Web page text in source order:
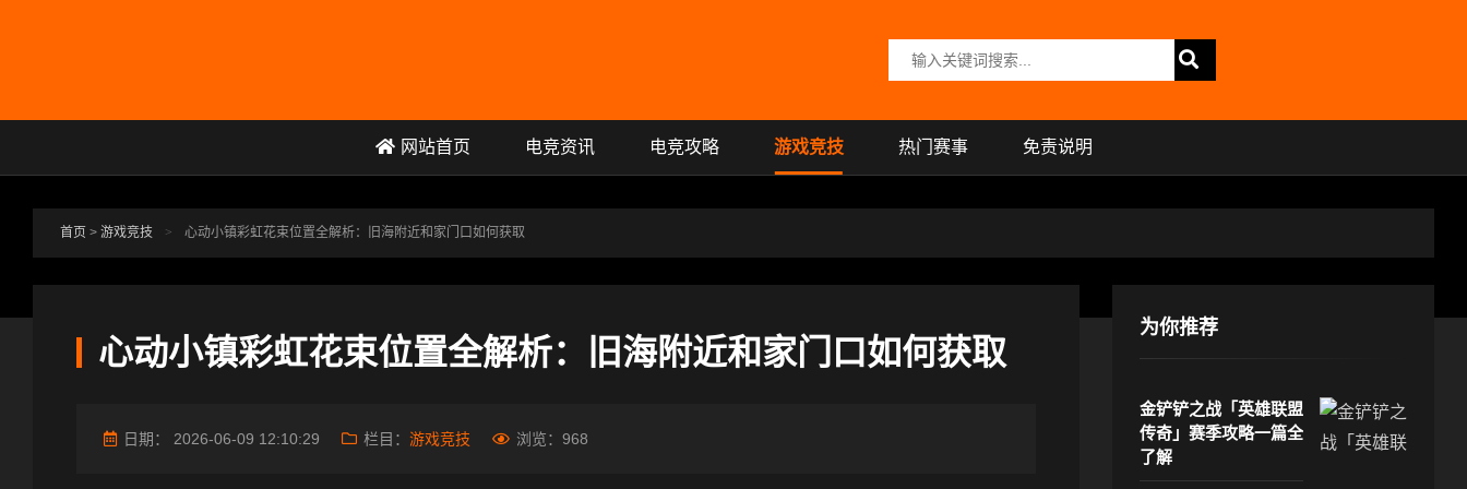
搜索关键词
网站首页 电竞资讯 电竞攻略 游戏竞技 热门赛事 免责说明
首页 > 游戏竞技 > 心动小镇彩虹花束位置全解析：旧海附近和家门口如何获取
心动小镇彩虹花束位置全解析：旧海附近和家门口如何获取
日期： 2026-06-09 12:10:29 栏目： 游戏竞技 浏览： 968
为你推荐
金铲铲之战「英雄联盟
传奇」赛季攻略一篇全
了解